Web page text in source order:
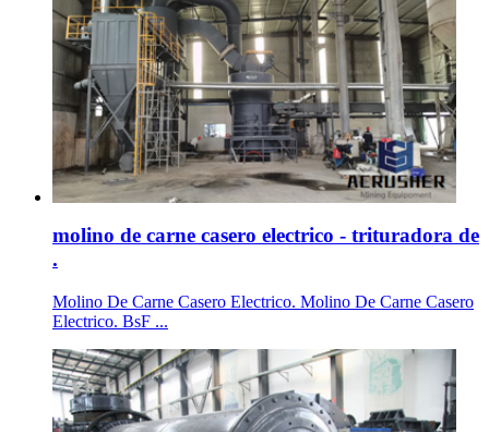
molino de carne casero electrico - trituradora de
.
Molino De Carne Casero Electrico. Molino De Carne Casero
Electrico. BsF ...